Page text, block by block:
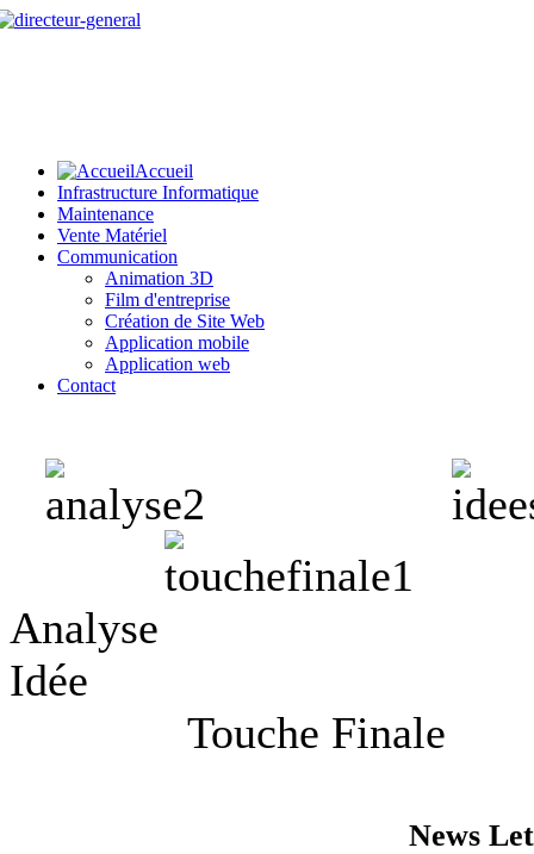
Accueil
Infrastructure Informatique
Maintenance
Vente Matériel
Communication
Animation 3D
Film d'entreprise
Création de Site Web
Application mobile
Application web
Contact
Idée
Touche
News